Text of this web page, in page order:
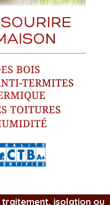
isolation ou